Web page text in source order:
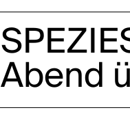
Abend